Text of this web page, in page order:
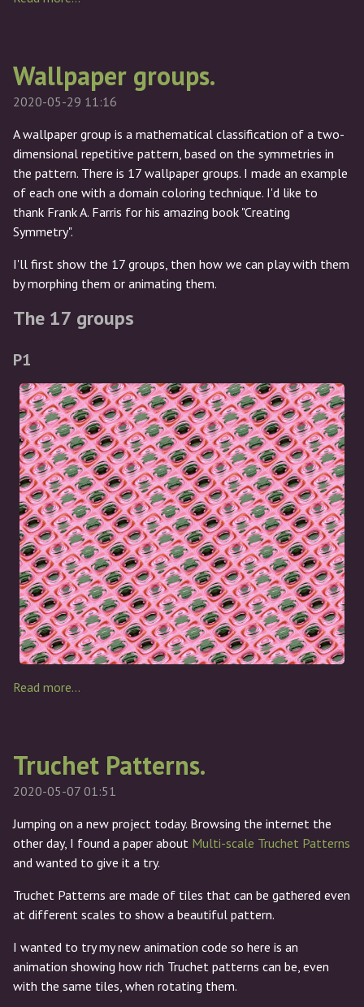
Wallpaper groups.
2020-05-29 11:16
A wallpaper group is a mathematical classification of a two-
dimensional repetitive pattern, based on the symmetries in
the pattern. There is 17 wallpaper groups. I made an example
of each one with a domain coloring technique. I'd like to
thank Frank A. Farris for his amazing book "Creating
Symmetry".
I'll first show the 17 groups, then how we can play with them
by morphing them or animating them.
The 17 groups
P1
Read more…
Truchet Patterns.
2020-05-07 01:51
Jumping on a new project today. Browsing the internet the
other day, I found a paper about Multi-scale Truchet Patterns
and wanted to give it a try.
Truchet Patterns are made of tiles that can be gathered even
at different scales to show a beautiful pattern.
I wanted to try my new animation code so here is an
animation showing how rich Truchet patterns can be, even
with the same tiles, when rotating them.